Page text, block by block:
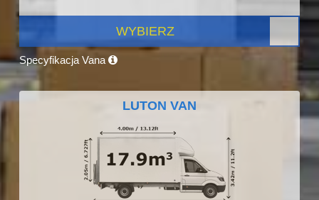
WYBIERZ
Specyfikacja Vana
LUTON VAN